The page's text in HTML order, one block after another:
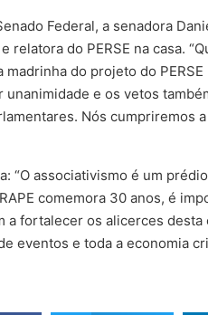
Federal, a senadora
relatora do PERSE na casa.
madrinha do projeto do
unanimidade e os vetos
Nós cumpriremos
“O associativismo é um
comemora 30 anos, é
a fortalecer os alicerces desta
eventos e toda a economia